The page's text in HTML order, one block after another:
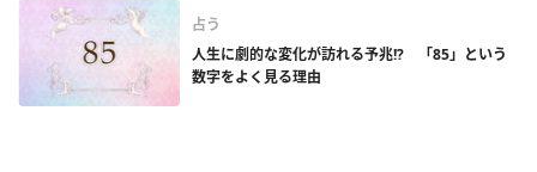
占う
人生に劇的な変化が訪れる予兆!? 「85」という
数字をよく見る理由